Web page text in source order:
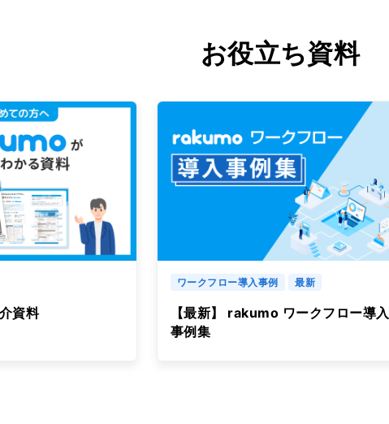
お役立ち資料
資料
ワークフロー導入事例 最新
【最新】 rakumo ワークフロー導入
事例集